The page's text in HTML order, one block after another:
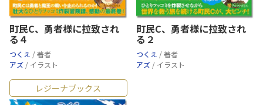
町民C、勇者様に拉致され
る４
つくえ / 著者
アズ / イラスト
町民C、勇者様に拉致され
る２
つくえ / 著者
アズ / イラスト
レジーナブックス